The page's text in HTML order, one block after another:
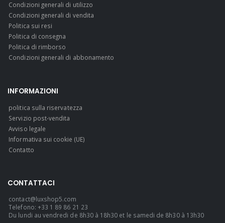
Condizioni generali di utilizzo
Condizioni generali di vendita
Politica sui resi
Politica di consegna
Politica di rimborso
Condizioni generali di abbonamento
INFORMAZIONI
politica sulla riservatezza
Servizio post-vendita
Avviso legale
Informativa sui cookie (UE)
Contatto
CONTATTACI
contact@luxshop5.com
Telefono: +33 1 89 86 21 23
Du lundi au vendredi de 8h30 à 18h30 et le samedi de 8h30 à 13h30